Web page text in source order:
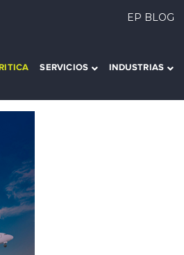
EP BLOG
SERVICIOS INDUSTRIAS